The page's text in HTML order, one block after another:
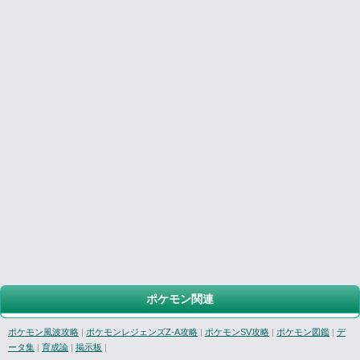
ポケモン関連
ポケモン風波攻略 | ポケモンレジェンズZ-A攻略 | ポケモンSV攻略 | ポケモン図鑑 | デ
ータ集 | 育成論 | 掲示板 |